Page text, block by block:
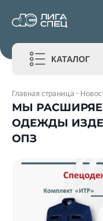
КАТАЛОГ
Главная страница -
МЫ
ОДЕЖДЫ
ОПЗ